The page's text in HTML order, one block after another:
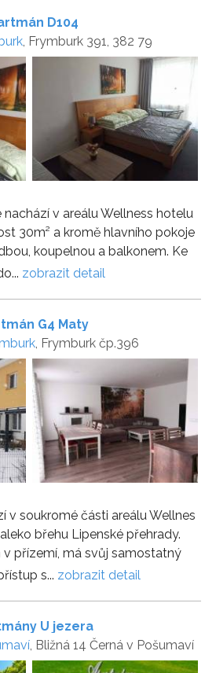
D104
, Frymburk 391, 382 79
v areálu Wellness hotelu
30m² a kromě hlavního pokoje
koupelnou a balkonem. Ke
zobrazit detail
G4 Maty
, Frymburk čp.396
v soukromé části areálu Wellnes
břehu Lipenské přehrady.
přízemí, má svůj samostatný
s... zobrazit detail
U jezera
, Bližná 14 Černá v Pošumaví